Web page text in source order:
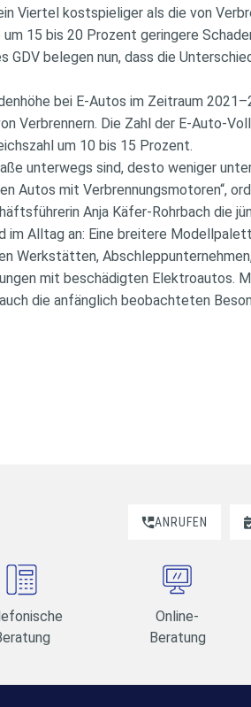
Viertel kostspieliger als die von
15 bis 20 Prozent geringere
GDV belegen nun, dass die
bei E-Autos im Zeitraum
Verbrennern. Die Zahl der E-Auto-
um 10 bis 15 Prozent.
unterwegs sind, desto weniger
Autos mit Verbrennungsmotoren“,
Anja Käfer-Rohrbach die
im Alltag an: Eine breitere
Werkstätten,
mit beschädigten Elektroautos.
die anfänglich beobachteten
ANRUFEN
Online-
Beratung